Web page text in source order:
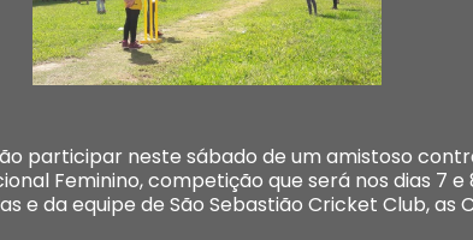
participar neste sábado de um amistoso
Feminino, competição que será nos dias 7 e
e da equipe de São Sebastião Cricket Club, as